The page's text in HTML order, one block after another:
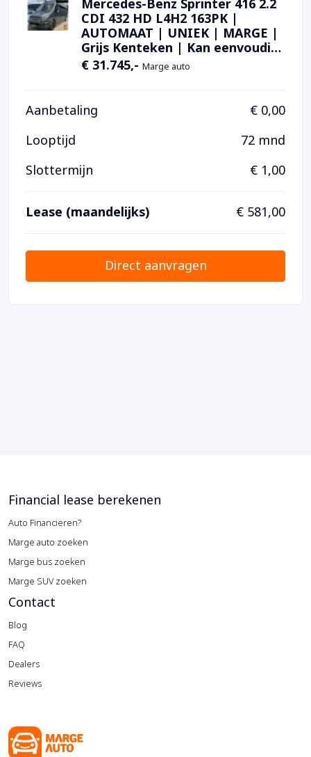
Mercedes-Benz Sprinter 416 2.2
CDI 432 HD L4H2 163PK |
AUTOMAAT | UNIEK | MARGE |
Grijs Kenteken | Kan eenvoudig
worden omgekeurd tot camper
| Deze bus kan naar wens
Lichtmetalen Velgen |
Achteruitrijcamera | 2017 Diesel
€ 31.745,- Marge auto
Aanbetaling
€ 0,00
Looptijd
72 mnd
Slottermijn
€ 1,00
Lease (maandelijks) € 581,00
Direct aanvragen
Financial lease berekenen
Auto Financieren?
Marge auto zoeken
Marge bus zoeken
Marge SUV zoeken
Contact
Blog
FAQ
Dealers
Reviews